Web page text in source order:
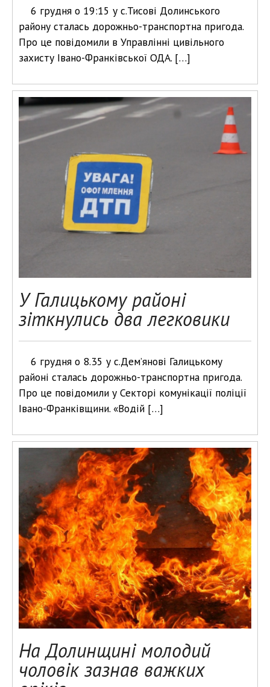
6 грудня о 19:15 у с.Тисові Долинського
району сталась дорожньо-транспортна пригода.
Про це повідомили в Управлінні цивільного
захисту Івано-Франківської ОДА. […]
У Галицькому районі
зіткнулись два легковики
6 грудня о 8.35 у с.Дем’янові Галицькому
районі сталась дорожньо-транспортна пригода.
Про це повідомили у Секторі комунікації поліції
Івано-Франківщини. «Водій […]
На Долинщині молодий
чоловік зазнав важких